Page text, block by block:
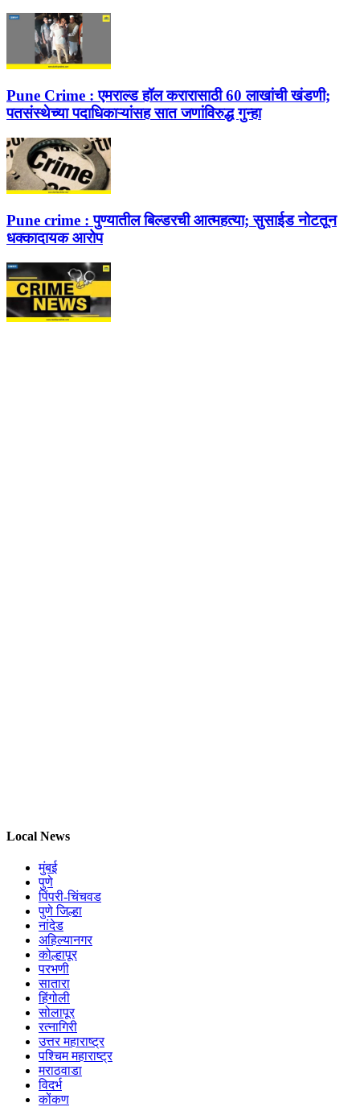
Pune Crime : एमराल्ड हॉल करारासाठी 60 लाखांची खंडणी;
पतसंस्थेच्या पदाधिकाऱ्यांसह सात जणांविरुद्ध गुन्हा
Pune crime : पुण्यातील बिल्डरची आत्महत्या; सुसाईड नोटतून
धक्कादायक आरोप
Local News
मुंबई
पुणे
पिंपरी-चिंचवड
पुणे जिल्हा
नांदेड
अहिल्यानगर
कोल्हापूर
परभणी
सातारा
हिंगोली
सोलापूर
रत्नागिरी
उत्तर महाराष्ट्र
पश्चिम महाराष्ट्र
मराठवाडा
विदर्भ
कोंकण